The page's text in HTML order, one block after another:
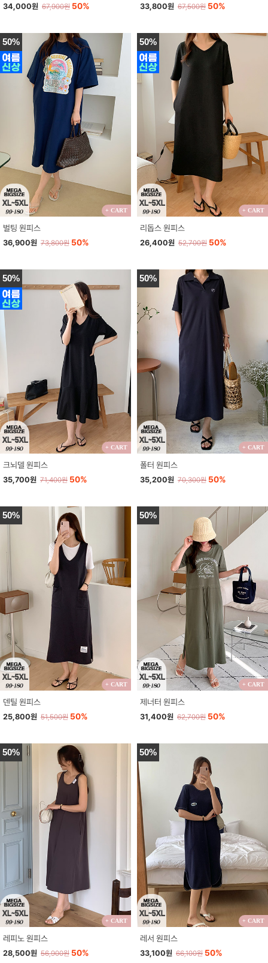
34,000원 67,900원 50% 33,800원 67,500원 50%
50%
+ CART
벌팅 원피스
36,900원 73,800원 50%
50%
+ CART
리돕스 원피스
26,400원 52,700원 50%
50%
+ CART
크뇌델 원피스
35,700원 71,400원 50%
50%
+ CART
폴터 원피스
35,200원 70,300원 50%
50%
+ CART
덴틸 원피스
25,800원 51,500원 50%
50%
+ CART
제너터 원피스
31,400원 62,700원 50%
50%
+ CART
레피노 원피스
28,500원 56,900원 50%
50%
+ CART
레서 원피스
33,100원 66,100원 50%